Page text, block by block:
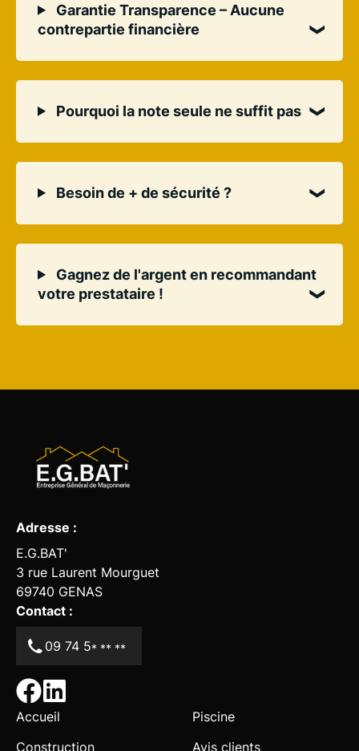
Garantie Transparence – Aucune
contrepartie financière
Pourquoi la note seule ne suffit pas
Besoin de + de sécurité ?
Gagnez de l'argent en recommandant
votre prestataire !
Adresse :
E.G.BAT'
3 rue Laurent Mourguet
69740 GENAS
Contact :
09 74 5* ** **
Accueil
Construction
Piscine
Avis clients